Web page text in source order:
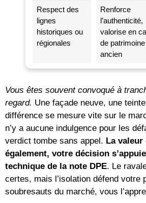
Respect des
lignes
historiques ou
régionales
Renforce
l’authenticité,
valorise en
de patrimoine
ancien
Vous êtes souvent convoqué à
regard. Une façade neuve, une
différence se mesure vite sur le
n’y a aucune indulgence pour les
verdict tombe sans appel. La valeur
également, votre décision
technique de la note DPE. Le
certes, mais l’isolation défend votre
soubresauts du marché, vous